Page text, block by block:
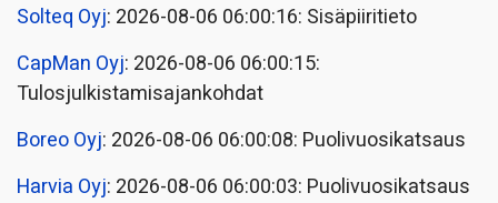
Solteq Oyj: 2026-08-06 06:00:16: Sisäpiiritieto
CapMan Oyj: 2026-08-06 06:00:15:
Tulosjulkistamisajankohdat
Boreo Oyj: 2026-08-06 06:00:08: Puolivuosikatsaus
Harvia Oyj: 2026-08-06 06:00:03: Puolivuosikatsaus